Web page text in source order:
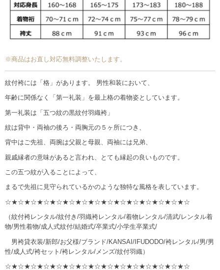
※商品はお直し対応無料調整いたします。
紋付袴には「格」があります。 男性和装において、
年齢に関係なく「第一礼装」を最上格の着物姿としています。
第一礼装は「五つ紋の黒紋付羽織袴」
紋は背中・両袖の後ろ・両胸元の５ヶ所につき、
背中はご先祖、両腕は父親と母親、両袖には兄弟、
親戚縁者の意味があると言われ、とても縁起の良いものです。
この五つ紋が入ることによって、
まるで先祖に見守られているかのような独特な風格を表しています。
☆★☆★☆★☆★☆★☆★☆★☆★☆★☆★☆★☆★☆★☆★☆
（紋付袴レンタル/紋付き/羽織袴レンタル/着物レンタル/清武/レンタル着
物/男性着物/成人式紋付/結婚式/卒業式/小学生卒業式/
男袴貸衣装/新郎/お父様/ブランド/KANSAI/IFUDODO/袴レンタル/男/男
性/成人式/袴セット/袴レンタル/メンズ/紋付羽織）
☆★☆★☆★☆★☆★☆★☆★☆★☆★☆★☆★☆★☆★☆★☆